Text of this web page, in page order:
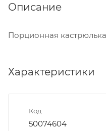
Описание
Порционная
Характеристики
Код
50074604